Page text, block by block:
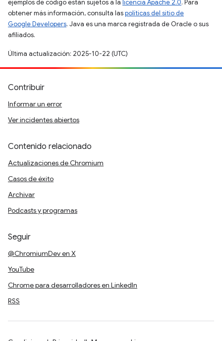
ejemplos de código están sujetos a la licencia Apache 2.0. Para
obtener más información, consulta laspolíticas del sitio de
Google Developers. Java es una marca registrada de Oracle o sus
afiliados.
Última actualización: 2025-10-22 (UTC)
Contribuir
Informar un error
Ver incidentes abiertos
Contenido relacionado
Actualizaciones de Chromium
Casos de éxito
Archivar
Podcasts y programas
Seguir
@ChromiumDev en X
YouTube
Chrome para desarrolladores en LinkedIn
RSS